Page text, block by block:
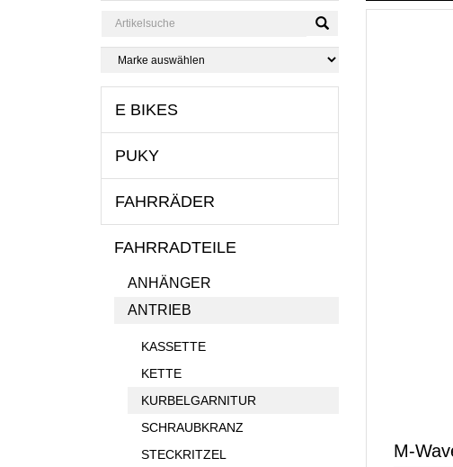
E BIKES
PUKY
FAHRRÄDER
FAHRRADTEILE
ANHÄNGER
ANTRIEB
KASSETTE
KETTE
KURBELGARNITUR
SCHRAUBKRANZ
STECKRITZEL
M-